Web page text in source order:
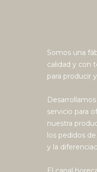
Somos una
calidad y con
para producir
servicio para
nuestra
los pedidos
y la